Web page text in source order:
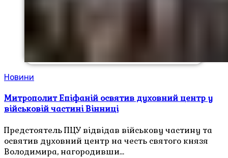
Новини
Митрополит Епіфаній освятив духовний центр у
військовій частині Вінниці
Предстоятель ПЦУ відвідав військову частину та
освятив духовний центр на честь святого князя
Володимира, нагородивши…